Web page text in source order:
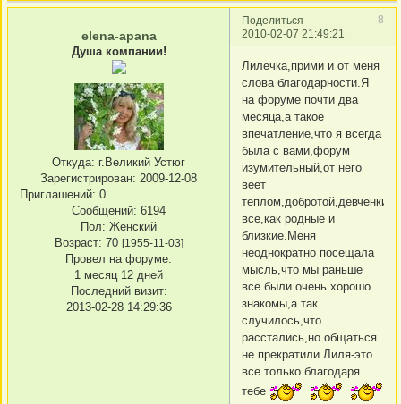
Поделиться
8
2010-02-07 21:49:21
elena-apana
Душа компании!
Откуда: г.Великий Устюг
Зарегистрирован: 2009-12-08
Приглашений: 0
Сообщений: 6194
Пол: Женский
Возраст: 70 [1955-11-03]
Провел на форуме:
1 месяц 12 дней
Последний визит:
2013-02-28 14:29:36
Лилечка,прими и от меня
слова благодарности.Я
на форуме почти два
месяца,а такое
впечатление,что я всегда
была с вами,форум
изумительный,от него
веет
теплом,добротой,девченки
все,как родные и
близкие.Меня
неоднократно посещала
мысль,что мы раньше
все были очень хорошо
знакомы,а так
случилось,что
расстались,но общаться
не прекратили.Лиля-это
все только благодаря
тебе